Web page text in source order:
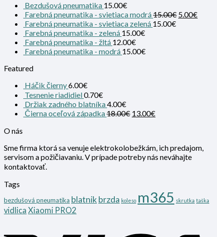
Bezdušová pneumatika 15.00€
Farebná pneumatika - svietiaca modrá15.00€ 5.00€
Farebná pneumatika - svietiaca zelená 15.00€
Farebná pneumatika - zelená 15.00€
Farebná pneumatika - žltá 12.00€
Farebná pneumatika - modrá 15.00€
Featured
Háčik čierny6.00€
Tesnenie riadidiel0.70€
Držiak zadného blatníka4.00€
Čierna oceľová západka18.00€ 13.00€
O nás
Sme firma ktorá sa venuje elektrokolobežkám, ich predajom,
servisom a požičiavaniu. V prípade potreby nás neváhajte
kontaktovať.
Tags
bezdušová pneumatika blatnikbrzda koleso m365 skrutka taška
vidlica Xiaomi PRO2